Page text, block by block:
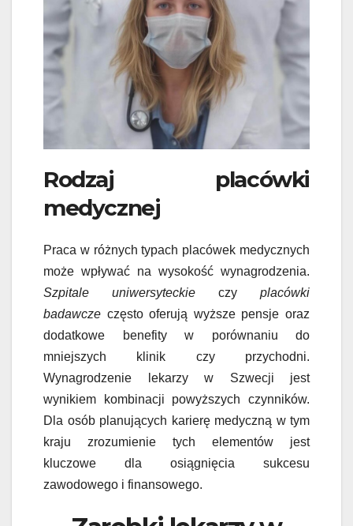
Rodzaj placówki
medycznej
Praca w różnych typach placówek medycznych
może wpływać na wysokość wynagrodzenia.
Szpitale uniwersyteckie czy placówki
badawcze często oferują wyższe pensje oraz
dodatkowe benefity w porównaniu do
mniejszych klinik czy przychodni.
Wynagrodzenie lekarzy w Szwecji jest
wynikiem kombinacji powyższych czynników.
Dla osób planujących karierę medyczną w tym
kraju zrozumienie tych elementów jest
kluczowe dla osiągnięcia sukcesu
zawodowego i finansowego.